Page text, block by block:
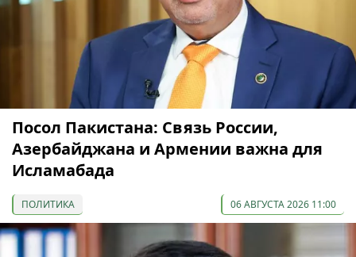
Посол Пакистана: Связь России,
Азербайджана и Армении важна для
Исламабада
ПОЛИТИКА 06 АВГУСТА 2026 11:00